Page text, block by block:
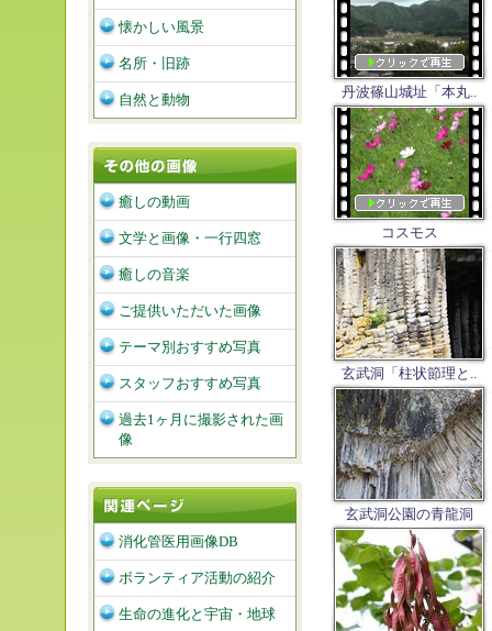
丹波篠山城址「本丸..
コスモス
玄武洞「柱状節理と..
玄武洞公園の青龍洞
懐かしい風景
名所・旧跡
自然と動物
癒しの動画
文学と画像・一行四窓
癒しの音楽
ご提供いただいた画像
テーマ別おすすめ写真
スタッフおすすめ写真
過去1ヶ月に撮影された画
像
消化管医用画像DB
ボランティア活動の紹介
生命の進化と宇宙・地球